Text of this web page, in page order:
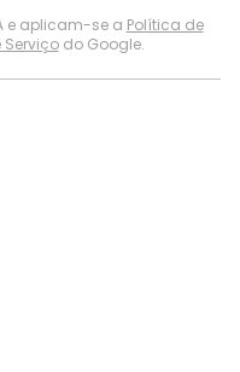
e aplicam-se a Política de
Serviçodo Google.